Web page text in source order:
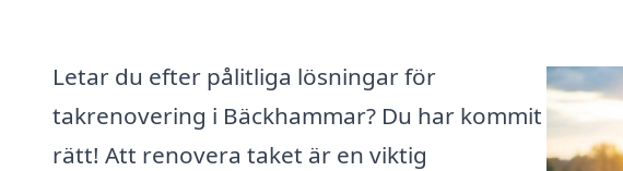
Letar du efter pålitliga lösningar för
takrenovering i Bäckhammar? Du har kommit
rätt! Att renovera taket är en viktig